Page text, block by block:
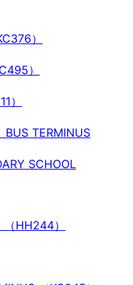
）
）
）
BUS TERMINUS
SCHOOL
HH244）